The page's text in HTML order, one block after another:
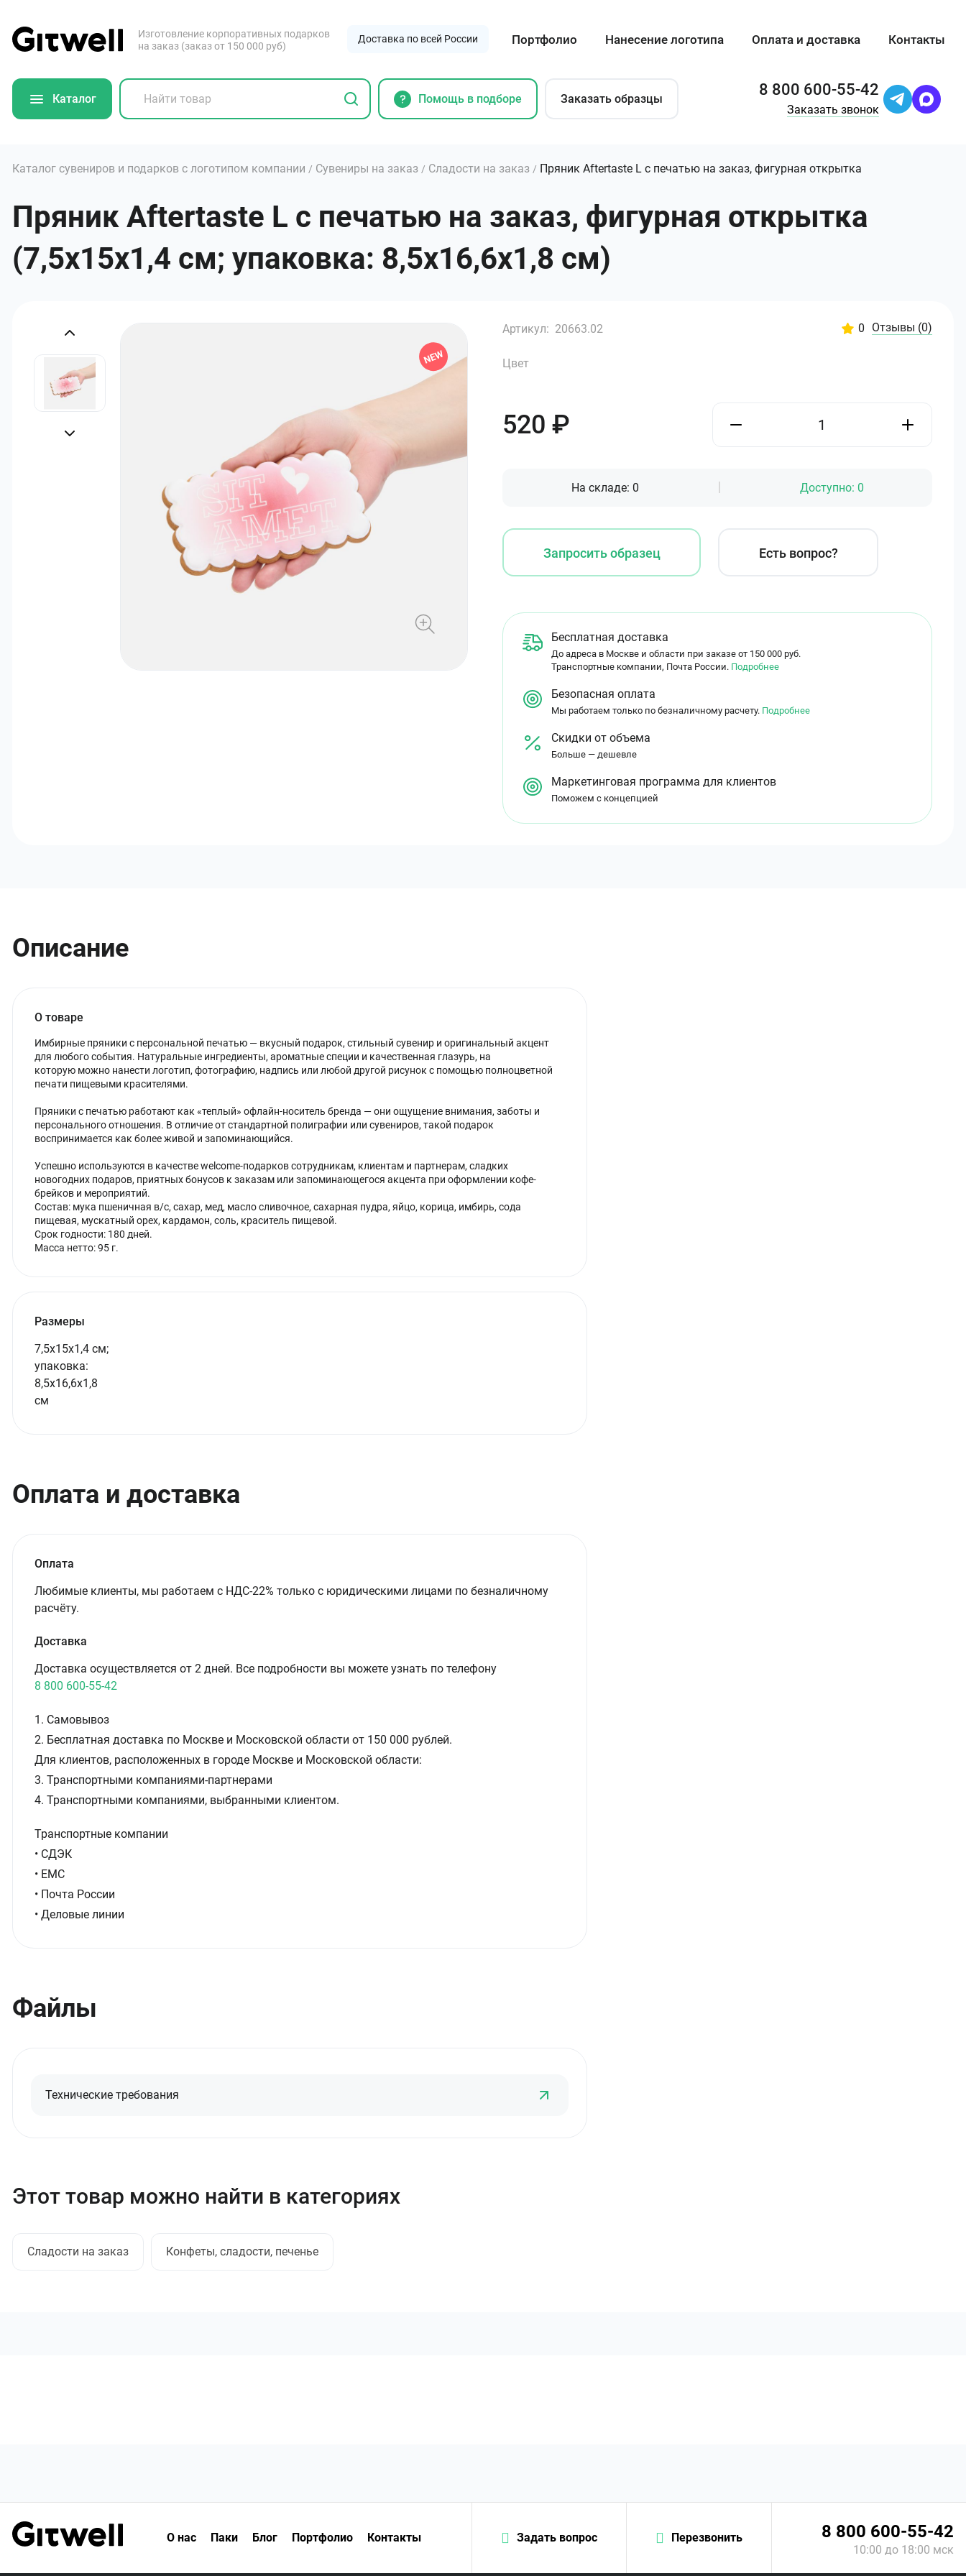
Изготовление корпоративных подарков
на заказ (заказ от 150 000 руб)
Доставка по всей России Портфолио Нанесение логотипа Оплата и доставка Контакты
Каталог Помощь в подборе Заказать образцы 8 800 600-55-42
Заказать звонок
Каталог сувениров и подарков с логотипом компании / Сувениры на заказ / Сладости на заказ / Пряник Aftertaste L с печатью на заказ, фигурная открытка
Пряник Aftertaste L с печатью на заказ, фигурная открытка
(7,5х15х1,4 см; упаковка: 8,5х16,6х1,8 см)
Артикул: 20663.02 0 Отзывы (0)
Цвет
520 ₽
На складе: 0 Доступно: 0
Запросить образец Есть вопрос?
Бесплатная доставка
До адреса в Москве и области при заказе от 150 000 руб.
Транспортные компании, Почта России. Подробнее
Безопасная оплата
Мы работаем только по безналичному расчету. Подробнее
Скидки от объема
Больше — дешевле
Маркетинговая программа для клиентов
Поможем с концепцией
Описание
О товаре
Имбирные пряники с персональной печатью — вкусный подарок, стильный сувенир и оригинальный акцент
для любого события. Натуральные ингредиенты, ароматные специи и качественная глазурь, на
которую можно нанести логотип, фотографию, надпись или любой другой рисунок с помощью полноцветной
печати пищевыми красителями.
Пряники с печатью работают как «теплый» офлайн-носитель бренда — они ощущение внимания, заботы и
персонального отношения. В отличие от стандартной полиграфии или сувениров, такой подарок
воспринимается как более живой и запоминающийся.
Успешно используются в качестве welcome-подарков сотрудникам, клиентам и партнерам, сладких
новогодних подаров, приятных бонусов к заказам или запоминающегося акцента при оформлении кофе-
брейков и мероприятий.
Состав: мука пшеничная в/с, сахар, мед, масло сливочное, сахарная пудра, яйцо, корица, имбирь, сода
пищевая, мускатный орех, кардамон, соль, краситель пищевой.
Срок годности: 180 дней.
Масса нетто: 95 г.
Размеры
7,5х15х1,4 см;
упаковка:
8,5х16,6х1,8
см
Оплата и доставка
Оплата
Любимые клиенты, мы работаем с НДС-22% только с юридическими лицами по безналичному
расчёту.
Доставка
Доставка осуществляется от 2 дней. Все подробности вы можете узнать по телефону
8 800 600-55-42
1. Самовывоз
2. Бесплатная доставка по Москве и Московской области от 150 000 рублей.
Для клиентов, расположенных в городе Москве и Московской области:
3. Транспортными компаниями-партнерами
4. Транспортными компаниями, выбранными клиентом.
Транспортные компании
• СДЭК
• ЕМС
• Почта России
• Деловые линии
Файлы
Технические требования
Этот товар можно найти в категориях
Сладости на заказ Конфеты, сладости, печенье
О нас Паки Блог Портфолио Контакты Задать вопрос Перезвонить 8 800 600-55-42
10:00 до 18:00 мск